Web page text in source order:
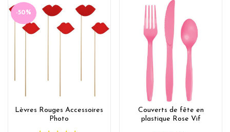
-50%
Lèvres Rouges Accessoires
Photo
Couverts de fête en
plastique Rose Vif